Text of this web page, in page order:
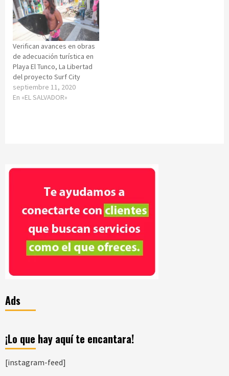
Verifican avances en obras
de adecuación turística en
Playa El Tunco, La Libertad
del proyecto Surf City
septiembre 11, 2020
En «EL SALVADOR»
Ads
¡Lo que hay aquí te encantara!
[instagram-feed]